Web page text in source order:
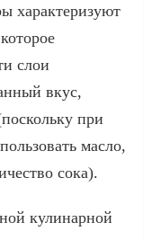
характеризуют
слои
вкус,
при
масло,
сока).
кулинарной